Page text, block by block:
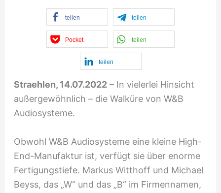
teilen teilen
Pocket teilen
teilen
Straehlen, 14.07.2022– In vielerlei Hinsicht
außergewöhnlich – die Walküre von W&B
Audiosysteme.
Obwohl W&B Audiosysteme eine kleine High-
End-Manufaktur ist, verfügt sie über enorme
Fertigungstiefe. Markus Witthoff und Michael
Beyss, das „W“ und das „B“ im Firmennamen,